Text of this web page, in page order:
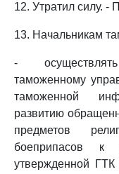
12. Утратил силу. -
13. Начальникам
-
таможенному
таможенной
развитию
предметов
боеприпасов к
утвержденной